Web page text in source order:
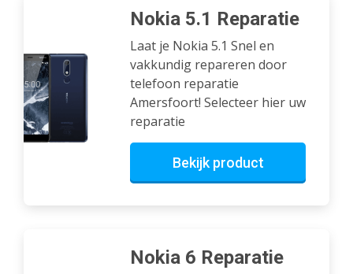
Nokia 5.1 Reparatie
Laat je Nokia 5.1 Snel en
vakkundig repareren door
telefoon reparatie
Amersfoort! Selecteer hier uw
reparatie
Bekijk product
Nokia 6 Reparatie